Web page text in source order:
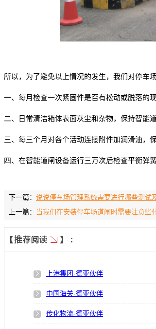
所以，为了避免以上情况的发生，我们对停车
一、 每月检查一次紧固件是否有松动或脱落的
二、 日常清洁箱体表面灰尘和杂物，保持智能
三、 每三个月对各个活动连接附件加润滑油，
四、 在智能道闸设备运行三万次后检查平衡弹
下一篇： 说说停车场管理系统需要进行哪些测试
上一篇：
当我们在安装停车场道闸时需要注意些
上港集团-德亚伙伴
中国海关-德亚伙伴
传化物流-德亚伙伴